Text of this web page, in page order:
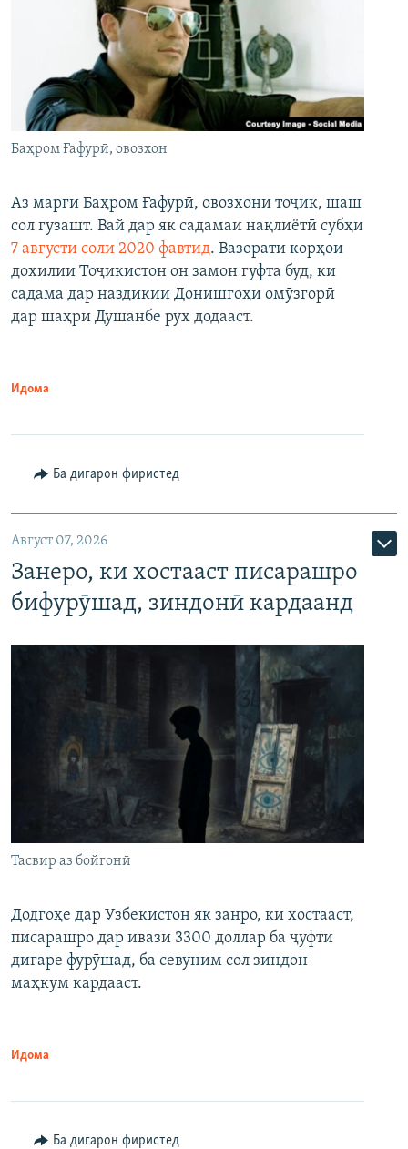
Баҳром Ғафурӣ, овозхон
Аз марги Баҳром Ғафурӣ, овозхони тоҷик, шаш
сол гузашт. Вай дар як садамаи нақлиётӣ субҳи
7 августи соли 2020 фавтид. Вазорати корҳои
дохилии Тоҷикистон он замон гуфта буд, ки
садама дар наздикии Донишгоҳи омӯзгорӣ
дар шаҳри Душанбе рух додааст.
Идома
Ба дигарон фиристед
Август 07, 2026
Занеро, ки хостааст писарашро
бифурӯшад, зиндонӣ кардаанд
Тасвир аз бойгонӣ
Додгоҳе дар Узбекистон як занро, ки хостааст,
писарашро дар ивази 3300 доллар ба ҷуфти
дигаре фурӯшад, ба севуним сол зиндон
маҳкум кардааст.
Идома
Ба дигарон фиристед